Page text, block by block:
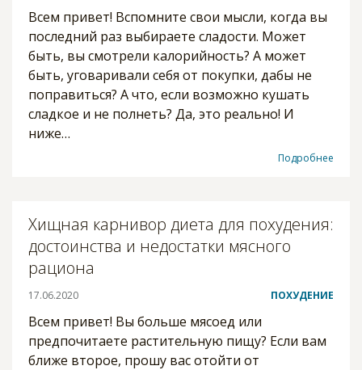
Всем привет! Вспомните свои мысли, когда вы
последний раз выбираете сладости. Может
быть, вы смотрели калорийность? А может
быть, уговаривали себя от покупки, дабы не
поправиться? А что, если возможно кушать
сладкое и не полнеть? Да, это реально! И
ниже…
Подробнее
Хищная карнивор диета для похудения:
достоинства и недостатки мясного
рациона
17.06.2020 ПОХУДЕНИЕ
Всем привет! Вы больше мясоед или
предпочитаете растительную пищу? Если вам
ближе второе, прошу вас отойти от